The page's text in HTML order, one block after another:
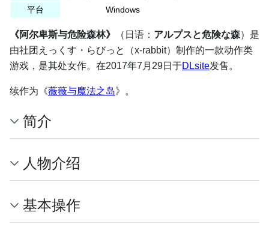
平台
Windows
《阿尔卑斯与危险森林》 （日语： アルプスと危険な森）是
由社团 えっくす・らびっと
（x-rabbit）制作的一款动作类
游戏，是其处女作。在2017年7月29日于DLsite发售。
续作为《薇薇与魔法之岛》。
简介
人物介绍
基本操作